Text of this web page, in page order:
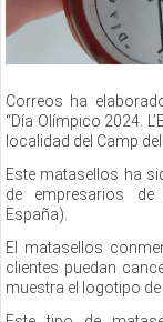
Correos ha
“Día Olímpico 2024.
localidad del Camp del
Este matasellos ha
de empresarios
España).
El matasellos
clientes puedan
muestra el logotipo